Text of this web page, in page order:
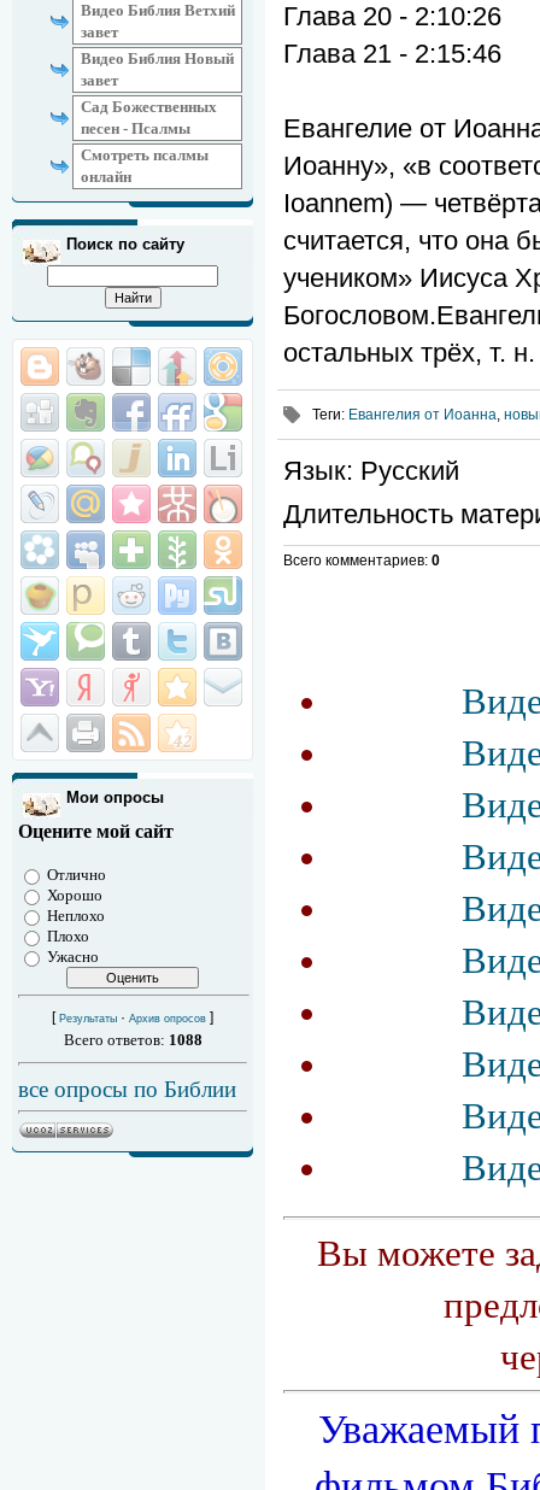
Видео Библия Ветхий
завет
Видео Библия Новый
завет
Сад Божественных
песен - Псалмы
Смотреть псалмы
онлайн
Поиск по сайту
Мои опросы
Оцените мой сайт
Отлично
Хорошо
Неплохо
Плохо
Ужасно
[ Результаты · Архив опросов ]
Всего ответов: 1088
все опросы по Библии
Глава 20 - 2:10:26
Глава 21 - 2:15:46
Евангелие от
Иоанну», «в
Ioannem) —
считается, что она
учеником» Иисуса
остальных трёх, т.
Теги: Евангелия от Иоанна,
Язык: Русский
Длительность
Всего комментариев: 0
Вы можете
Уважаемый